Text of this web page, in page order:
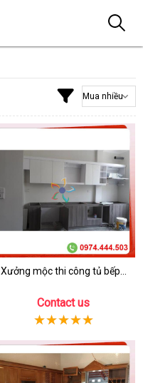
Xưởng mộc thi công tủ bếp...
Contact us